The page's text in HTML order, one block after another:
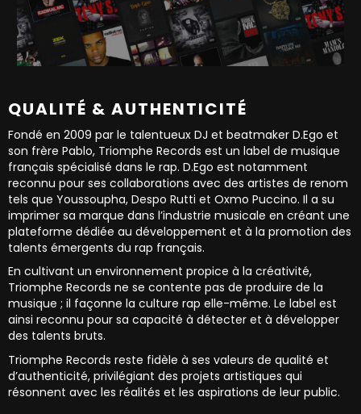
QUALITÉ & AUTHENTICITÉ
Fondé en 2009 par le talentueux DJ et beatmaker D.Ego et
son frère Pablo, Triomphe Records est un label de musique
français spécialisé dans le rap. D.Ego est notamment
reconnu pour ses collaborations avec des artistes de renom
tels que Youssoupha, Despo Rutti et Oxmo Puccino. Il a su
imprimer sa marque dans l’industrie musicale en créant une
plateforme dédiée au développement et à la promotion des
talents émergents du rap français.
En cultivant un environnement propice à la créativité,
Triomphe Records ne se contente pas de produire de la
musique ; il façonne la culture rap elle-même. Le label est
ainsi reconnu pour sa capacité à détecter et à développer
des talents bruts.
Triomphe Records reste fidèle à ses valeurs de qualité et
d’authenticité, privilégiant des projets artistiques qui
résonnent avec les réalités et les aspirations de leur public.